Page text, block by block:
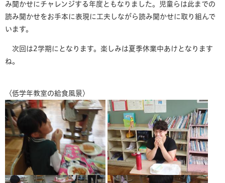
み聞かせにチャレンジする年度ともなりました。児童らは此までの
読み聞かせをお手本に表現に工夫しながら読み聞かせに取り組んで
います。
次回は2学期にとなります。楽しみは夏季休業中あけとなります
ね。
〈低学年教室の給食風景〉